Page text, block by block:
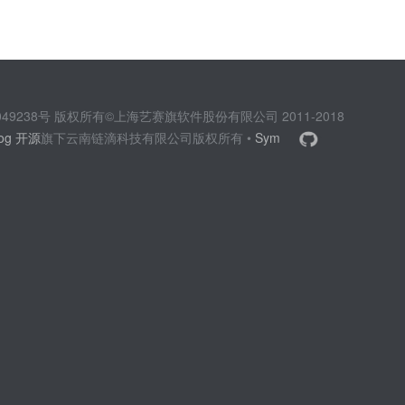
号 版权所有©上海艺赛旗软件股份有限公司 2011-2018
开源旗下云南链滴科技有限公司版权所有 • Sym